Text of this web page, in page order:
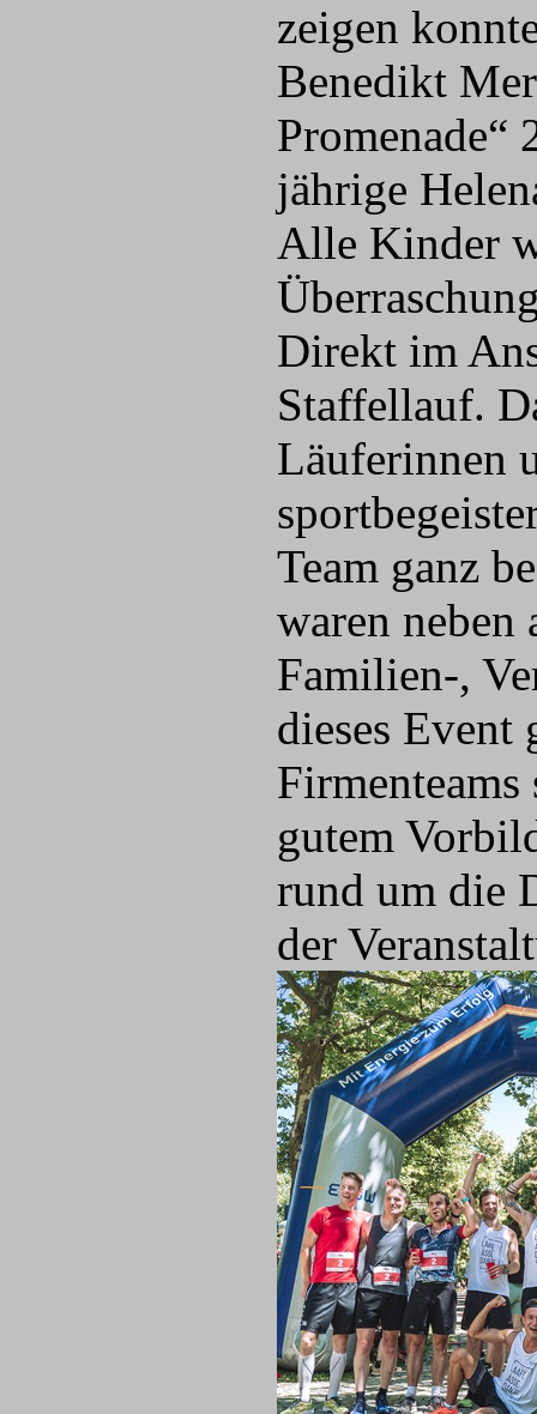
zeigen
Benedikt
jährige
Alle Kinder
Direkt im
Staffellauf.
Läuferinnen
Team ganz
waren
Familien-,
dieses Event
gutem
rund um die
der